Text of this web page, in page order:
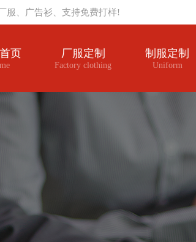
服、广告衫、支持免费打样!
页 厂服定制
Factory clothing
制服定制
Uniform